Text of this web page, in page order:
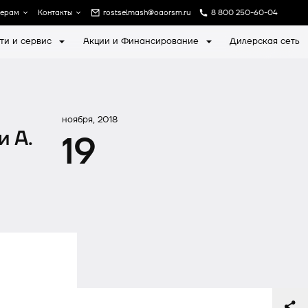
Контакты rostselmash@oaorsm.ru 8 800 250-60-04
и сервис Акции и Финансирование Дилерская сеть
А.
ноября, 2018
19